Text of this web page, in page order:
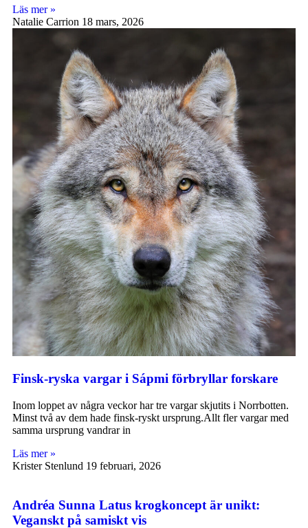
Läs mer »
Natalie Carrion 18 mars, 2026
Finsk-ryska vargar i Sápmi förbryllar forskare
Inom loppet av några veckor har tre vargar skjutits i Norrbotten.
Minst två av dem hade finsk-ryskt ursprung.Allt fler vargar med
samma ursprung vandrar in
Läs mer »
Krister Stenlund 19 februari, 2026
Andréa Sunna Latus krogkoncept är unikt:
Veganskt på samiskt vis